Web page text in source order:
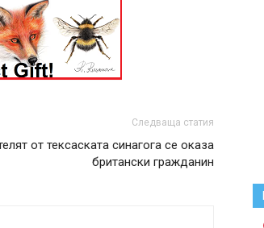
Следваща статия
от тексаската синагога се оказа
британски гражданин